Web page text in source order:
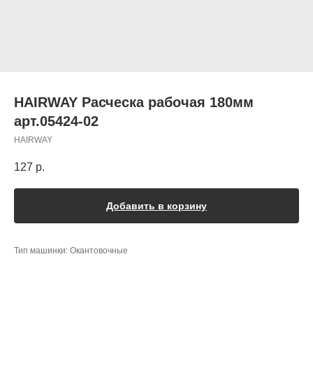
HAIRWAY Расческа рабочая 180мм
арт.05424-02
HAIRWAY
127 р.
Добавить в корзину
Тип машинки: Окантовочные